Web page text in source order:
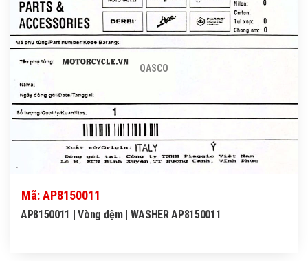
QASCO
Mã: AP8150011
AP8150011 | Vòng đệm | WASHER AP8150011